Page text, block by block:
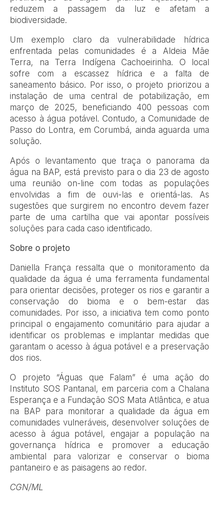
reduzem a passagem da luz e afetam a
biodiversidade.
Um exemplo claro da vulnerabilidade hídrica
enfrentada pelas comunidades é a Aldeia Mãe
Terra, na Terra Indígena Cachoeirinha. O local
sofre com a escassez hídrica e a falta de
saneamento básico. Por isso, o projeto priorizou a
instalação de uma central de potabilização, em
março de 2025, beneficiando 400 pessoas com
acesso à água potável. Contudo, a Comunidade de
Passo do Lontra, em Corumbá, ainda aguarda uma
solução.
Após o levantamento que traça o panorama da
água na BAP, está previsto para o dia 23 de agosto
uma reunião on-line com todas as populações
envolvidas a fim de ouvi-las e orientá-las. As
sugestões que surgirem no encontro devem fazer
parte de uma cartilha que vai apontar possíveis
soluções para cada caso identificado.
Sobre o projeto
Daniella França ressalta que o monitoramento da
qualidade da água é uma ferramenta fundamental
para orientar decisões, proteger os rios e garantir a
conservação do bioma e o bem-estar das
comunidades. Por isso, a iniciativa tem como ponto
principal o engajamento comunitário para ajudar a
identificar os problemas e implantar medidas que
garantam o acesso à água potável e a preservação
dos rios.
O projeto “Águas que Falam” é uma ação do
Instituto SOS Pantanal, em parceria com a Chalana
Esperança e a Fundação SOS Mata Atlântica, e atua
na BAP para monitorar a qualidade da água em
comunidades vulneráveis, desenvolver soluções de
acesso à água potável, engajar a população na
governança hídrica e promover a educação
ambiental para valorizar e conservar o bioma
pantaneiro e as paisagens ao redor.
CGN/ML